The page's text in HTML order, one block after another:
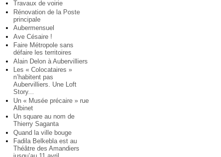
Travaux de voirie
Rénovation de la Poste
principale
Aubermensuel
Ave Césaire !
Faire Métropole sans
défaire les territoires
Alain Delon à Aubervilliers
Les « Colocataires »
n’habitent pas
Aubervilliers. Une Loft
Story...
Un « Musée précaire » rue
Albinet
Un square au nom de
Thierry Saganta
Quand la ville bouge
Fadila Belkebla est au
Théâtre des Amandiers